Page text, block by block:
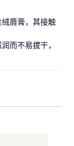
唇膏，其接触
而不易拔干，